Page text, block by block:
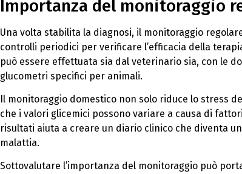
Importanza del monitoraggio
Una volta stabilita la diagnosi, il monitoraggio
controlli periodici per verificare l’efficacia della
può essere effettuata sia dal veterinario sia, con le
glucometri specifici per animali.
Il monitoraggio domestico non solo riduce lo stress
che i valori glicemici possono variare a causa di
risultati aiuta a creare un diario clinico che diventa
malattia.
Sottovalutare l’importanza del monitoraggio può